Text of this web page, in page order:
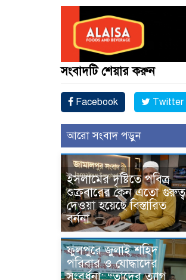
সংবাদটি শেয়ার করুন
Facebook Twitter
আরো সংবাদ পড়ুন
ইসলামের দৃষ্টিতে পবিত্র
শুক্রবারের কেন এতো গুরুত্ব
দেওয়া হয়েছে বিস্তারিত
বর্ননা
ফুলপুরে জুলাই শহিদ
পরিবার ও যোদ্ধাদের
সংবর্ধনা: “তাদের ত্যাগ